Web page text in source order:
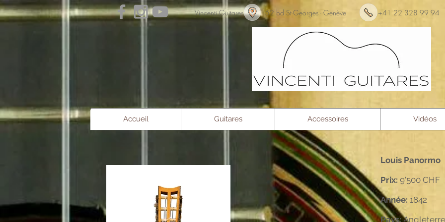
Vincenti Guitares 52 bd St-Georges - Genève +41 22
Accueil Guitares Accessoires Vidéos
Louis Panormo
Prix: 9'500 CHF
Année: 1842
Pays:Angleterre